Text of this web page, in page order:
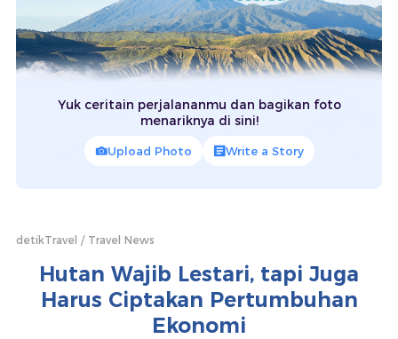
Yuk ceritain perjalananmu dan bagikan foto
menariknya di sini!
Upload Photo Write a Story
detikTravel Travel News
Hutan Wajib Lestari, tapi Juga
Harus Ciptakan Pertumbuhan
Ekonomi